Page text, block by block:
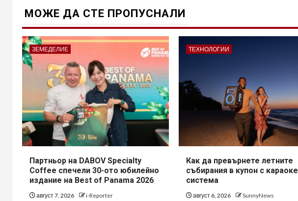
МОЖE ДА СТЕ ПРОПУСНАЛИ
ЗЕМЕДЕЛИЕ
Партньор на DABOV Specialty
Coffee спечели 30-ото юбилейно
издание на Best of Panama 2026
август 7, 2026 i-Reporter
ТЕХНОЛОГИИ
Как да превърнете летните
събирания в купон с караоке
система
август 6, 2026 SunnyNews